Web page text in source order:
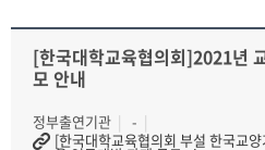
[한국대학교육협의회]2021년
모 안내
정부출연기관
-
[한국대학교육협의회 부설 한국교